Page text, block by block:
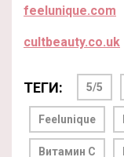
feelunique.com
cultbeauty.co.uk
ТЕГИ: 5/5
Feelunique
Витамин С